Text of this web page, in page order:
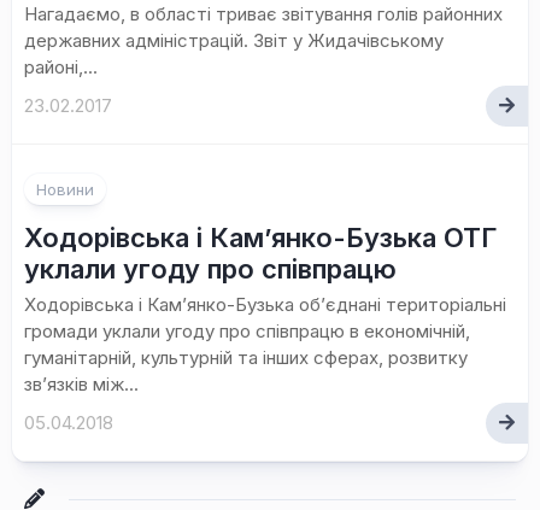
Нагадаємо, в області триває звітування голів районних
державних адміністрацій. Звіт у Жидачівському
районі,...
23.02.2017
Новини
Ходорівська і Кам’янко-Бузька ОТГ
уклали угоду про співпрацю
Ходорівська і Кам’янко-Бузька об’єднані територіальні
громади уклали угоду про співпрацю в економічній,
гуманітарній, культурній та інших сферах, розвитку
зв’язків між...
05.04.2018